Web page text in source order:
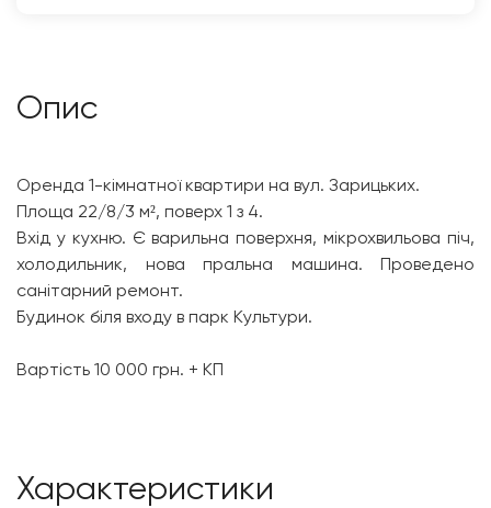
Опис
Оренда 1-кімнатної квартири на вул. Зарицьких.
Площа 22/8/3 м², поверх 1 з 4.
Вхід у кухню. Є варильна поверхня, мікрохвильова піч,
холодильник, нова пральна машина. Проведено
санітарний ремонт.
Будинок біля входу в парк Культури.
Вартість 10 000 грн. + КП
Характеристики